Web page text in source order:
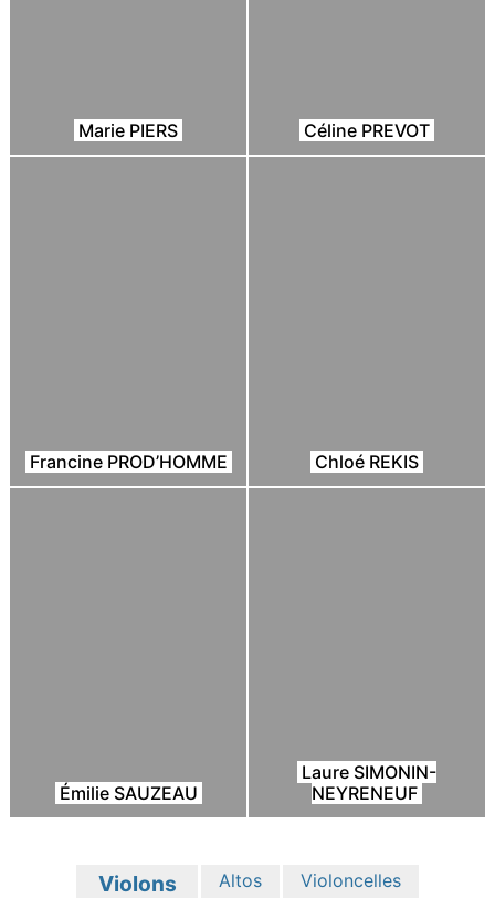
Marie PIERS Céline PREVOT
Francine PROD’HOMME Chloé REKIS
Émilie SAUZEAU
Laure SIMONIN-
NEYRENEUF
Violons Altos
Violoncelles